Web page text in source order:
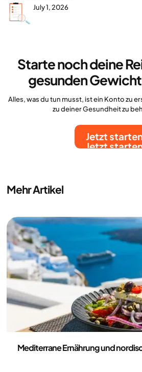
July 1, 2026
Starte noch deine
gesunden
Alles, was du tun musst, ist ein Konto zu
zu deiner Gesundheit zu
Jetzt
Jetzt
Mehr Artikel
Mediterrane Ernährung und